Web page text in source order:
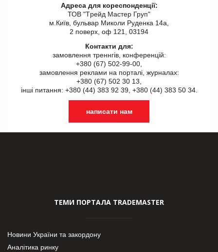
Адреса для кореспонденції:
ТОВ "Tрейд Мастер Груп"
м.Київ, бульвар Миколи Руденка 14а,
2 поверх, оф 121, 03194
Контакти для:
замовлення треннгів, конференцій:
+380 (67) 502-99-00,
замовлення реклами на порталі, журналах:
+380 (67) 502 30 13,
інші питання: +380 (44) 383 92 39, +380 (44) 383 50 34.
написати нам
ТЕМИ ПОРТАЛА TRADEMASTER
Новини України та закордону
Аналітика ринку